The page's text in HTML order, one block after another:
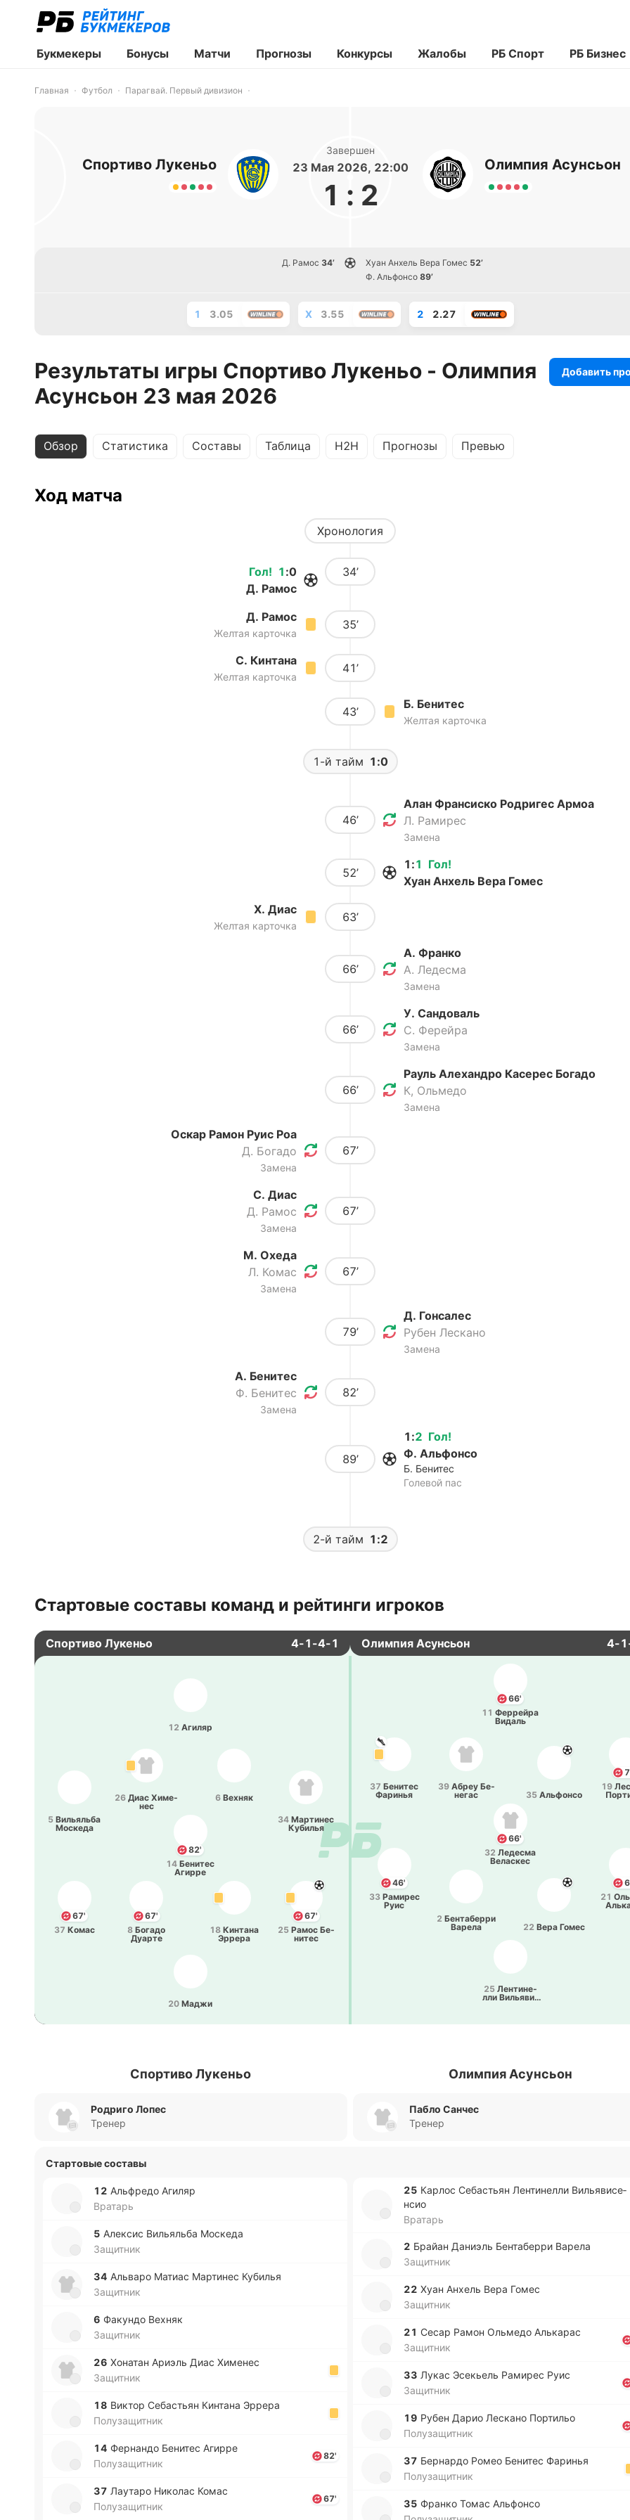
Букмекеры Бонусы Матчи Прогнозы Конкурсы Жалобы РБ Спорт РБ Бизнес
Главная Футбол Парагвай. Первый дивизион
Спортиво Лукеньо
Завершен
23 Мая 2026, 22:00
1 : 2
Олимпия Асунсьон
Д. Рамос 34’ Хуан Анхель Вера Гомес 52’
Ф. Альфонсо 89’
1 3.05 X 3.55 2 2.27
Результаты игры Спортиво Лукеньо - Олимпия
Асунсьон 23 мая 2026
Добавить
Обзор Статистика Составы Таблица H2H Прогнозы Превью
Ход матча
Хронология
Гол! 1 :0
Д. Рамос
34’
Д. Рамос
Желтая карточка
35’
С. Кинтана
Желтая карточка
41’
43’
Б. Бенитес
Желтая карточка
1-й тайм 1:0
46’
Алан Франсиско Родригес Армоа
Л. Рамирес
Замена
52’
Гол!
1 :1
Хуан Анхель Вера Гомес
Х. Диас
Желтая карточка
63’
66’
А. Франко
А. Ледесма
Замена
66’
У. Сандоваль
С. Ферейра
Замена
66’
Рауль Алехандро Касерес Богадо
К, Ольмедо
Замена
Оскар Рамон Руис Роа
Д. Богадо
Замена
67’
С. Диас
Д. Рамос
Замена
67’
М. Охеда
Л. Комас
Замена
67’
79’
Д. Гонсалес
Рубен Лескано
Замена
А. Бенитес
Ф. Бенитес
Замена
82’
89’
Гол!
1 :2
Ф. Альфонсо
Б. Бенитес
Голевой пас
2-й тайм 1:2
Стартовые составы команд и рейтинги игроков
Спортиво Лукеньо 4-1-4-1 Олимпия Асунсьон 4-
12 Агиляр
5 Ви­лья­льба
Мо­ске­да
34 Ма­рти­нес
Ку­би­лья
6 Вехняк
26 Диас Хи­ме­
нес
18 Ки­нта­на
Эррера
82'
14 Бе­ни­тес
Агирре
67'
37 Комас
67'
8 Богадо
Дуарте
67'
25 Рамос Бе­
ни­тес
20 Маджи
25 Ле­нти­не­
лли Ви­лья­ви­
2 Бе­нта­бе­рри
Варела
22 Вера Гомес
21
46'
33 Ра­ми­рес
Руис
19
37 Бе­ни­тес
Фа­ри­нья
35 Альфо­нсо
39 Абреу Бе­
не­гас
66'
32 Ле­де­сма
Ве­ла­скес
66'
11 Фе­ррей­ра
Видаль
Спортиво Лукеньо Олимпия Асунсьон
Родриго Лопес
Тренер
Пабло Санчес
Тренер
Стартовые составы
12 Альфре­до Агиляр
Вратарь
5 Але­ксис Ви­лья­льба Мо­ске­да
Защитник
34 Альва­ро Матиас Ма­рти­нес Ку­би­лья
Защитник
6 Фа­ку­ндо Вехняк
Защитник
26 Хо­на­тан Ариэль Диас Хи­ме­нес
Защитник
18 Виктор Се­ба­стьян Ки­нта­на Эррера
Полузащитник
14 Фе­рна­ндо Бе­ни­тес Агирре
Полузащитник
82'
37 Лау­та­ро Ни­ко­лас Комас
Полузащитник
67'
25 Карлос Се­ба­стьян Ле­нти­не­лли Ви­лья­ви­се­
нсио
Вратарь
2 Брайан Да­ниэль Бе­нта­бе­рри Варела
Защитник
22 Хуан Анхель Вера Гомес
Защитник
21 Сесар Рамон Ольме­до Алька­рас
Защитник
33 Лукас Эсе­кьель Ра­ми­рес Руис
Защитник
19 Рубен Дарио Ле­ска­но По­рти­льо
Полузащитник
37 Бе­рна­рдо Ромео Бе­ни­тес Фа­ри­нья
Полузащитник
35 Франко Томас Альфо­нсо